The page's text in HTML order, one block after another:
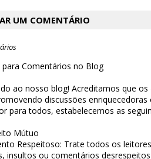
UM COMENTÁRIO
Comentários no Blog
ao nosso blog! Acreditamos que
discussões
para todos, estabelecemos as
Mútuo
Respeitoso: Trate todos os
insultos ou comentários